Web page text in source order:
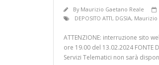
By Maurizio Gaetano Reale
DEPOSITO ATTI, DGSIA, Maurizio
ATTENZIONE: interruzione sito
ore 19.00 del 13.02.2024
Servizi Telematici non sarà